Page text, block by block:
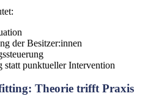
der Besitzer:innen
statt punktueller Intervention
Theorie trifft Praxis